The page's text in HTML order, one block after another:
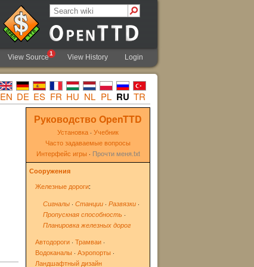
View Source1 View History Login
EN DE ES FR HU NL PL RU TR
Руководство OpenTTD
Установка · Учебник
Часто задаваемые вопросы
Интерфейс игры · Прочти меня.txt
Сооружения
Железные дороги:
Сигналы · Станции · Развязки ·
Пропускная способность ·
Планировка железных дорог
Автодороги · Трамваи ·
Водоканалы · Аэропорты ·
Ландшафтный дизайн